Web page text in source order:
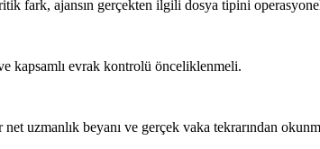
ajansın gerçekten ilgili dosya tipini operasyonel
kapsamlı evrak kontrolü önceliklenmeli.
uzmanlık beyanı ve gerçek vaka tekrarından